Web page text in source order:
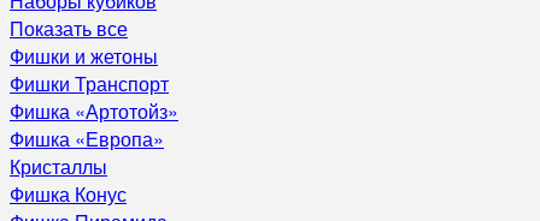
Показать все
Фишки и жетоны
Фишки Транспорт
Фишка «Артотойз»
Фишка «Европа»
Кристаллы
Фишка Конус